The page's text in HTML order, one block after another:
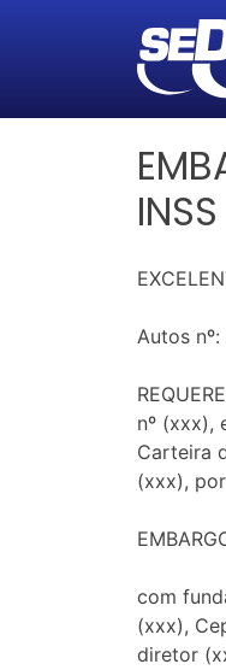
Autos
nº (xxx),
Carteira
(xxx),
com
(xxx),
diretor